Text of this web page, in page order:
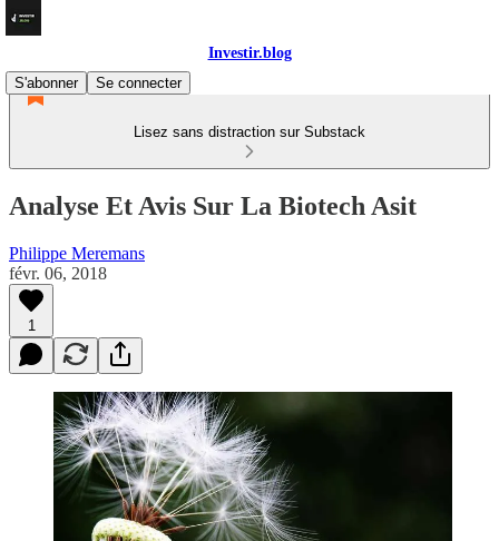
Investir.blog
S'abonner
Se connecter
Lisez sans distraction sur Substack
Analyse Et Avis Sur La Biotech Asit
Philippe Meremans
févr. 06, 2018
1